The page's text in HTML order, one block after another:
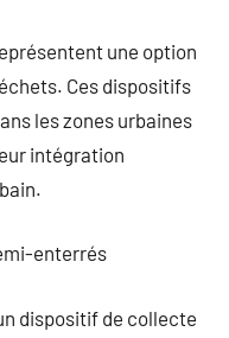
une option
Ces dispositifs
les zones urbaines
intégration
enterrés
dispositif de collecte